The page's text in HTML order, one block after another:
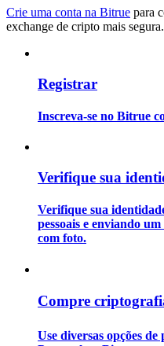
Guia
Estratégias de negociação
Aprenda como se manter
Crie uma conta na Bitrue para
exchange de cripto mais segura.
Registrar
Inscreva-se no Bitrue
Verifique sua
Verifique sua
pessoais e enviando
com foto.
Compre
Use diversas opções